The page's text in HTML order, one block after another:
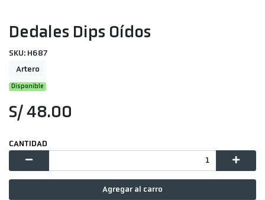
Dedales Dips Oídos
SKU: H687
Artero
Disponible
S/ 48.00
CANTIDAD
Agregar al carro